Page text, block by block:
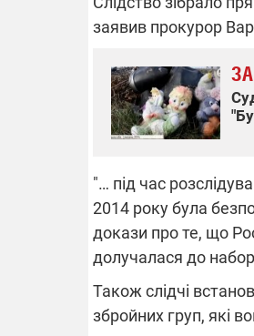
заявив прокурор
"… під час
2014 року була
докази про те, що
долучалася до
Також слідчі
збройних груп, які